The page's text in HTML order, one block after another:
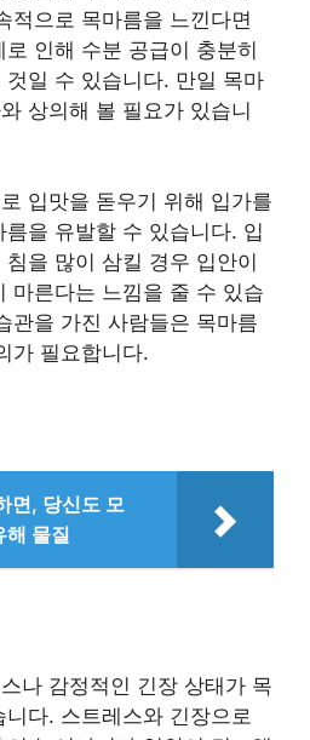
적으로 목마름을 느낀다면
인해 수분 공급이 충분히
일 수 있습니다. 만일 목마
상의해 볼 필요가 있습니
입맛을 돋우기 위해 입가를
을 유발할 수 있습니다. 입
을 많이 삼킬 경우 입안이
마른다는 느낌을 줄 수 있습
관을 가진 사람들은 목마름
가 필요합니다.
면, 당신도 모
해 물질
나 감정적인 긴장 상태가 목
다. 스트레스와 긴장으로